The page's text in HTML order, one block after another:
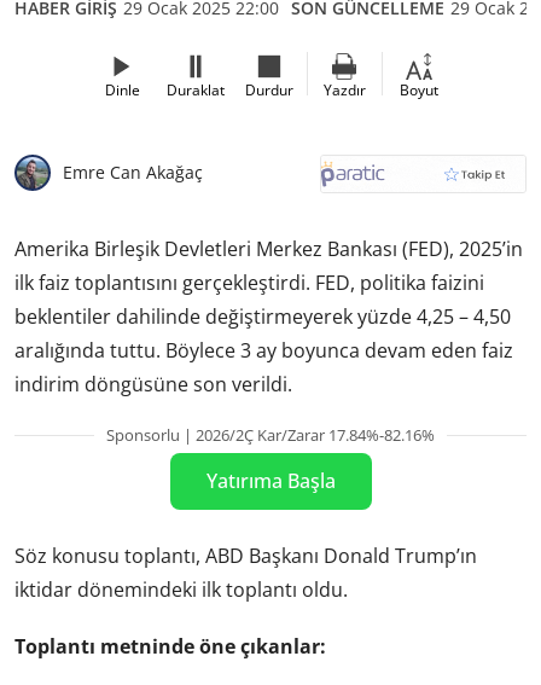
HABER GİRİŞ 29 Ocak 2025 22:00 SON GÜNCELLEME 29 Ocak
Dinle Duraklat Durdur Yazdır Boyut
Emre Can Akağaç
Amerika Birleşik Devletleri Merkez Bankası (FED), 2025’in
ilk faiz toplantısını gerçekleştirdi. FED, politika faizini
beklentiler dahilinde değiştirmeyerek yüzde 4,25 – 4,50
aralığında tuttu. Böylece 3 ay boyunca devam eden faiz
indirim döngüsüne son verildi.
Sponsorlu | 2026/2Ç Kar/Zarar 17.84%-82.16%
Yatırıma Başla
Söz konusu toplantı, ABD Başkanı Donald Trump’ın
iktidar dönemindeki ilk toplantı oldu.
Toplantı metninde öne çıkanlar: